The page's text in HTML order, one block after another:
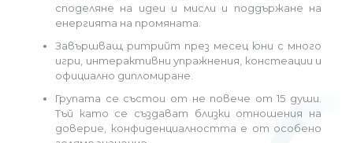
споделяне на идеи и мисли и поддържане на
енергията на промяната.
Завършващ ритрийт през месец юни с много
игри, интерактивни упражнения, констеации и
официално дипломиране.
Групата се състои от не повече от 15 души.
Тъй като се създават близки отношения на
доверие, конфиденциалността е от особено